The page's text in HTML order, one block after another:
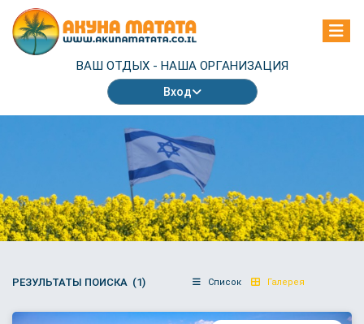
ВАШ ОТДЫХ - НАША ОРГАНИЗАЦИЯ
Вход
РЕЗУЛЬТАТЫ ПОИСКА (1) Список Галерея